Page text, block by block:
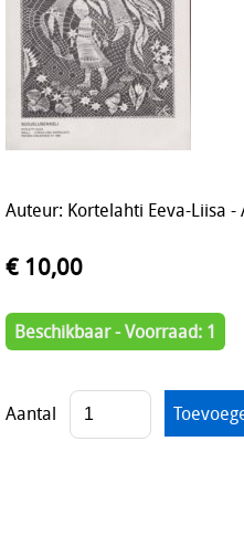
Auteur: Kortelahti Eeva-Liisa -
€ 10,00
Beschikbaar - Voorraad: 1
Aantal